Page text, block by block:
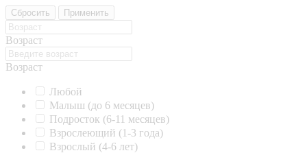
Сбросить Применить
Возраст
Возраст
Любой
Малыш (до 6 месяцев)
Подросток (6-11 месяцев)
Взрослеющий (1-3 года)
Взрослый (4-6 лет)